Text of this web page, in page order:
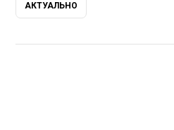
АКТУАЛЬНО